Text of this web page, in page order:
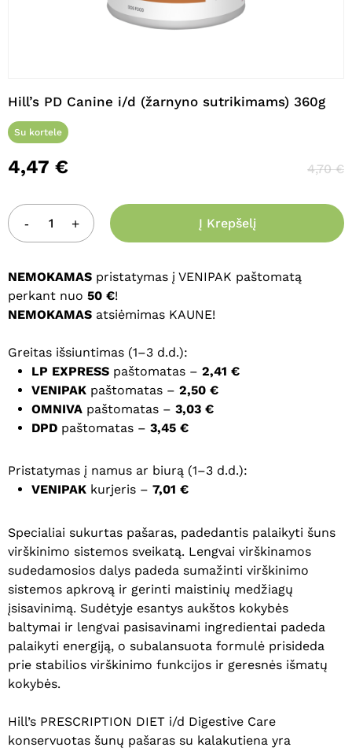
Hill’s PD Canine i/d (žarnyno sutrikimams) 360g
Su kortele
4,47 € 4,70€
Į Krepšelį
NEMOKAMAS pristatymas į VENIPAK paštomatą
perkant nuo 50 €!
NEMOKAMAS atsiėmimas KAUNE!
Greitas išsiuntimas (1–3 d.d.):
LP EXPRESS paštomatas – 2,41 €
VENIPAK paštomatas – 2,50 €
OMNIVA paštomatas – 3,03 €
DPD paštomatas – 3,45 €
Pristatymas į namus ar biurą (1–3 d.d.):
VENIPAK kurjeris – 7,01 €
Specialiai sukurtas pašaras, padedantis palaikyti šuns
virškinimo sistemos sveikatą. Lengvai virškinamos
sudedamosios dalys padeda sumažinti virškinimo
sistemos apkrovą ir gerinti maistinių medžiagų
įsisavinimą. Sudėtyje esantys aukštos kokybės
baltymai ir lengvai pasisavinami ingredientai padeda
palaikyti energiją, o subalansuota formulė prisideda
prie stabilios virškinimo funkcijos ir geresnės išmatų
kokybės.
Hill’s PRESCRIPTION DIET i/d Digestive Care
konservuotas šunų pašaras su kalakutiena yra
išsaugoti vardą, el. pašto adresą ir
interneto puslapį, kad jų nebereiktų
įvesti iš naujo, kai kitą kartą vėl norėsiu